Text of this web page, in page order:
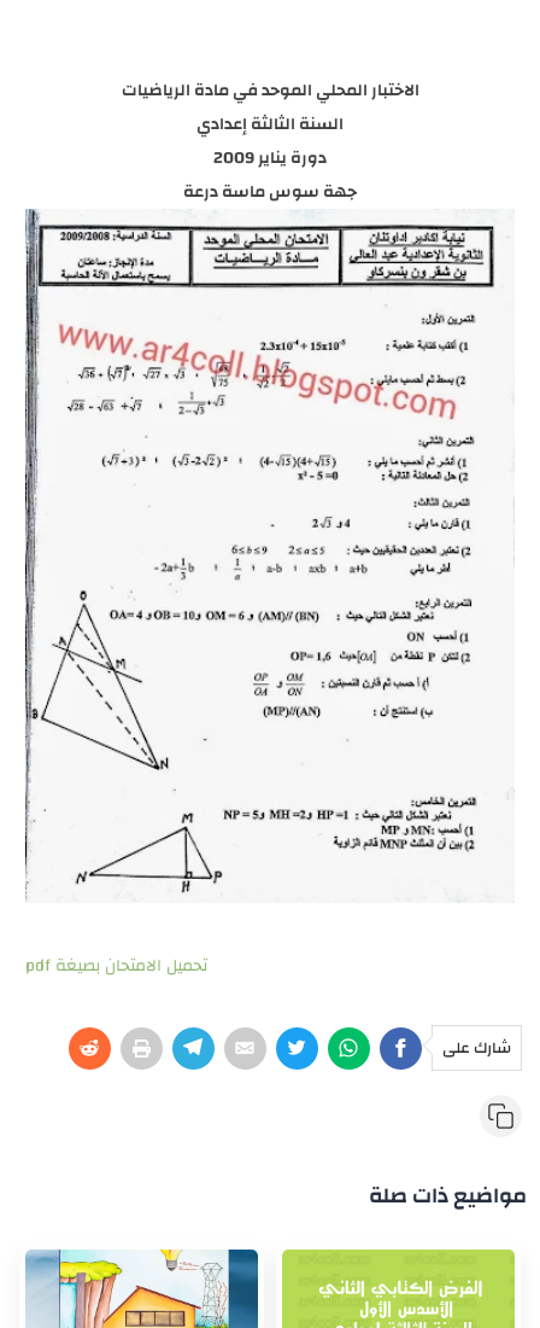
الاختبار المحلي الموحد في مادة الرياضيات
السنة الثالثة إعدادي
دورة يناير 2009
جهة سوس ماسة درعة
تحميل الامتحان بصيغة pdf
شارك على
مواضيع ذات صلة